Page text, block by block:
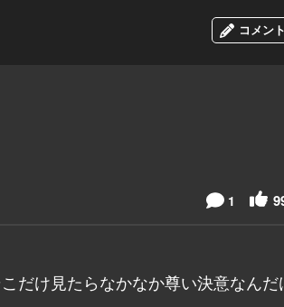
コメン
1
だけ見たらなかなか尊い決意なんだ